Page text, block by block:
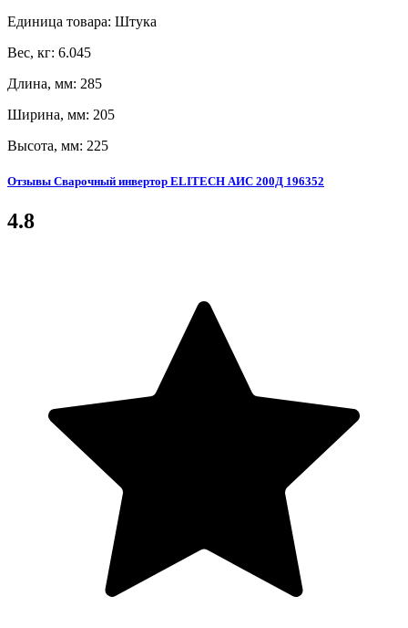
Единица товара: Штука
Вес, кг: 6.045
Длина, мм: 285
Ширина, мм: 205
Высота, мм: 225
Отзывы Сварочный инвертор ELITECH АИС 200Д 196352
4.8